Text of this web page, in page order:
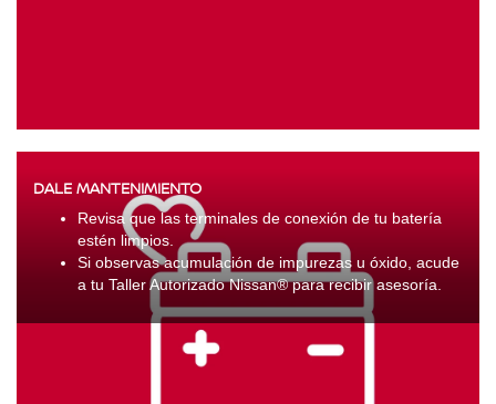
DALE MANTENIMIENTO
Revisa que las terminales de conexión de tu batería
estén limpios.
Si observas acumulación de impurezas u óxido, acude
a tu Taller Autorizado Nissan® para recibir asesoría.